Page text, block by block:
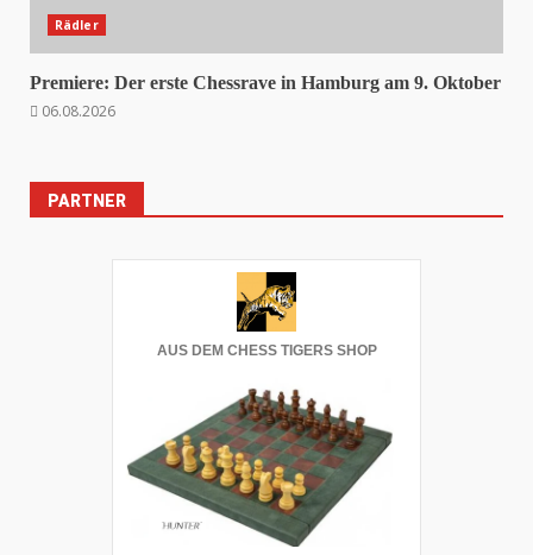
Rädler
Premiere: Der erste Chessrave in Hamburg am 9. Oktober
06.08.2026
PARTNER
AUS DEM CHESS TIGERS SHOP